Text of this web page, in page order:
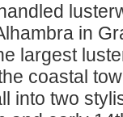
in
largest
coastal
into two